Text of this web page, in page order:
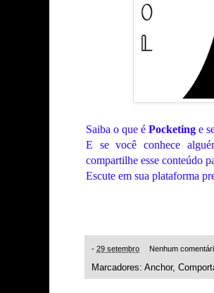
Saiba o que é Pocketing e
E se você conhece
compartilhe esse conteúdo
Escute em sua plataforma
- 29 setembro Nenhum
Marcadores: Anchor,